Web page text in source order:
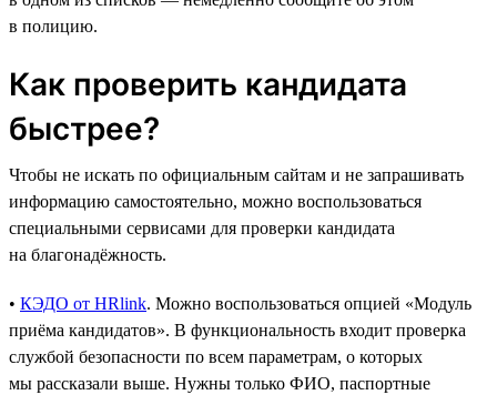
в полицию.
Как проверить кандидата
быстрее?
Чтобы не искать по официальным сайтам и не запрашивать
информацию самостоятельно, можно воспользоваться
специальными сервисами для проверки кандидата
на благонадёжность.
• КЭДО от HRlink. Можно воспользоваться опцией «Модуль
приёма кандидатов». В функциональность входит проверка
службой безопасности по всем параметрам, о которых
мы рассказали выше. Нужны только ФИО, паспортные